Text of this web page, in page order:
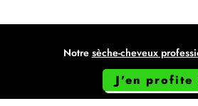
Notre sèche-cheveux
J'en profite